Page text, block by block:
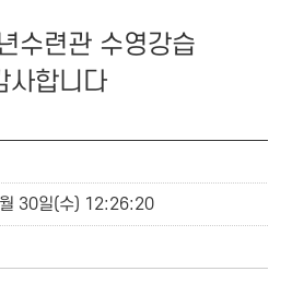
수련관 수영강습
사합니다
30일(수) 12:26:20